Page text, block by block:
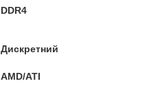
DDR4
Дискретний
AMD/ATI